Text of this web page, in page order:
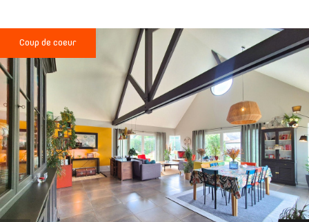
Coup de coeur